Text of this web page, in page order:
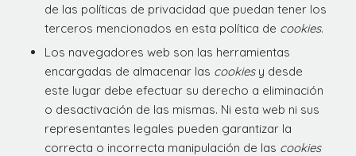
de las políticas de privacidad que puedan tener los
terceros mencionados en esta política de cookies.
Los navegadores web son las herramientas
encargadas de almacenar las cookiesy desde
este lugar debe efectuar su derecho a eliminación
o desactivación de las mismas. Ni esta web ni sus
representantes legales pueden garantizar la
correcta o incorrecta manipulación de las cookies